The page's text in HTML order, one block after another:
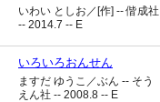
いわい としお／[作] -- 偕成社
-- 2014.7 -- E
いろいろおんせん
ますだ ゆうこ／ぶん -- そう
えん社 -- 2008.8 -- E